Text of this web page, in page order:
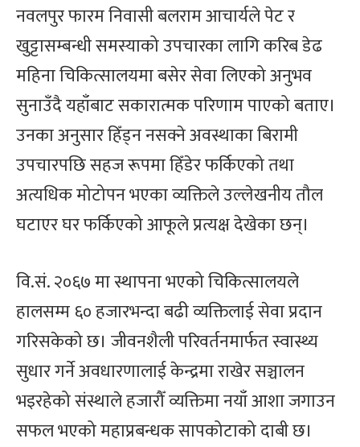
नवलपुर फारम निवासी बलराम आचार्यले पेट र
खुट्टासम्बन्धी समस्याको उपचारका लागि करिब डेढ
महिना चिकित्सालयमा बसेर सेवा लिएको अनुभव
सुनाउँदै यहाँबाट सकारात्मक परिणाम पाएको बताए।
उनका अनुसार हिँड्न नसक्ने अवस्थाका बिरामी
उपचारपछि सहज रूपमा हिँडेर फर्किएको तथा
अत्यधिक मोटोपन भएका व्यक्तिले उल्लेखनीय तौल
घटाएर घर फर्किएको आफूले प्रत्यक्ष देखेका छन्।
वि.सं. २०६७ मा स्थापना भएको चिकित्सालयले
हालसम्म ६० हजारभन्दा बढी व्यक्तिलाई सेवा प्रदान
गरिसकेको छ। जीवनशैली परिवर्तनमार्फत स्वास्थ्य
सुधार गर्ने अवधारणालाई केन्द्रमा राखेर सञ्चालन
भइरहेको संस्थाले हजारौँ व्यक्तिमा नयाँ आशा जगाउन
सफल भएको महाप्रबन्धक सापकोटाको दाबी छ।